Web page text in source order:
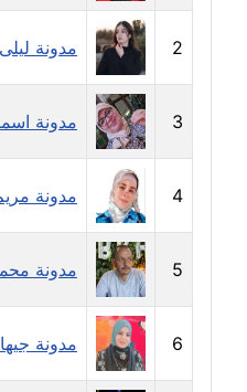
مدونة سعاد سيد
عاملة
مدونة سعيد
معلق
مدونة سلوى بدران
عاملة
مدونة سلوي
عاملة
مدونة سلوى
عاملة
2 مدونة
3 مدونة
4 مدونة
5 مدونة
6 مدونة